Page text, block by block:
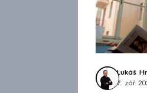
Lukáš
7. zář